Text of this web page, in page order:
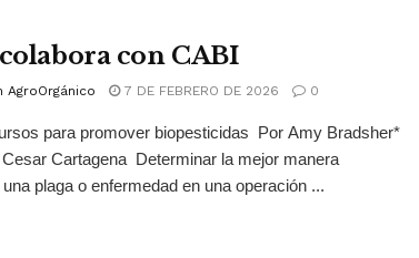
con CABI
AgroOrgánico 7 DE FEBRERO DE 2026 0
para promover biopesticidas Por Amy Bradsher*
Cartagena Determinar la mejor manera
plaga o enfermedad en una operación ...